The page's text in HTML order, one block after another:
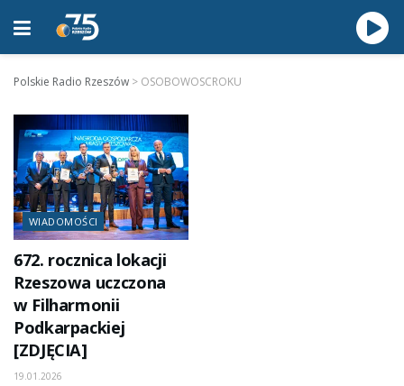
Polskie Radio Rzeszów > OSOBOWOSCROKU
WIADOMOŚCI
672. rocznica lokacji
Rzeszowa uczczona
w Filharmonii
Podkarpackiej
[ZDJĘCIA]
19.01.2026